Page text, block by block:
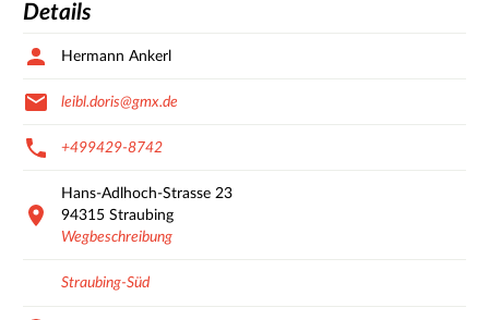
Details
Hermann Ankerl
leibl.doris@gmx.de
+499429-8742
Hans-Adlhoch-Strasse 23
94315 Straubing
Wegbeschreibung
Straubing-Süd